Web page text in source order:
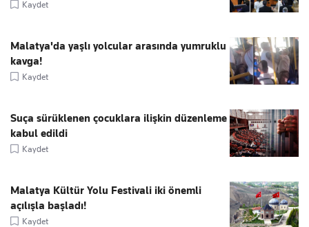
Kaydet
Malatya'da yaşlı yolcular arasında yumruklu
kavga!
Kaydet
Suça sürüklenen çocuklara ilişkin düzenleme
kabul edildi
Kaydet
Malatya Kültür Yolu Festivali iki önemli
açılışla başladı!
Kaydet